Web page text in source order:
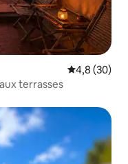
Évaluation
4,8 (30)
Suite zen en Camargue • vue chevaux terrasses